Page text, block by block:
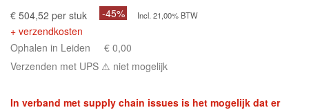
€ 504,52 per stuk
-45% Incl. 21,00% BTW
+ verzendkosten
Ophalen in Leiden
€ 0,00
Verzenden met UPS ⚠ niet mogelijk
In verband met supply chain issues is het mogelijk dat er